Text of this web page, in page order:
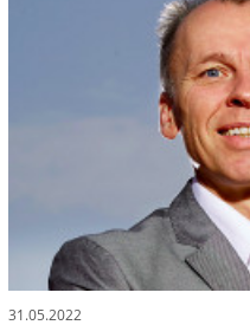
31.05.2022